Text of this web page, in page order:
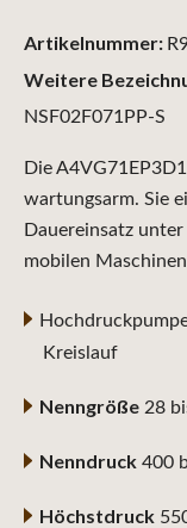
Die
wartungsarm. Sie
Dauereinsatz
mobilen
Kreislauf
Nenngröße 28
Nenndruck 400
Höchstdruck
Weitere
NSF02F071PP-S
Artikelnummer: